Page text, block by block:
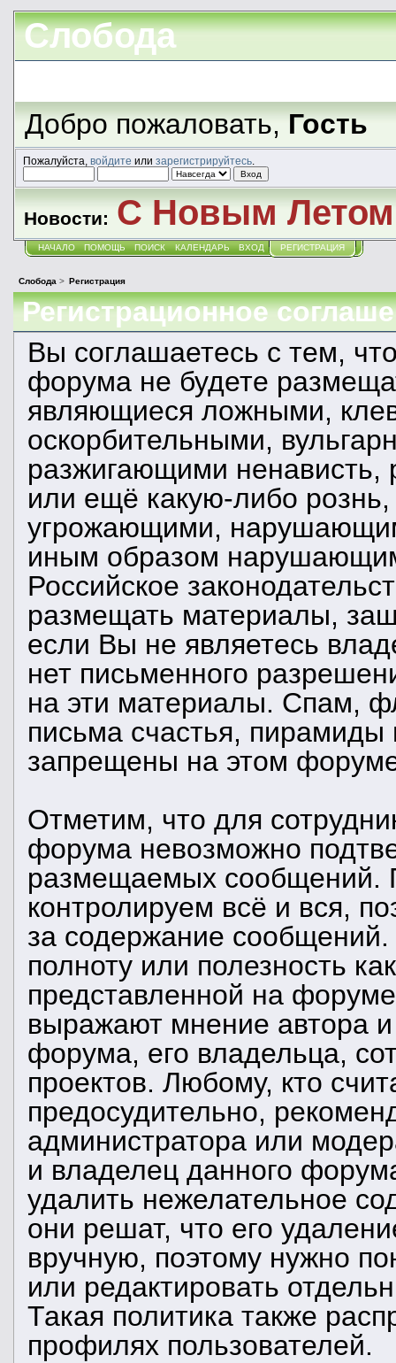
Слобода
Добро пожаловать,Гость
Пожалуйста, войдите или зарегистрируйтесь.
Новости: С Новым
НАЧАЛО ПОМОЩЬ ПОИСК КАЛЕНДАРЬ ВХОД РЕГИСТРАЦИЯ
Слобода > Регистрация
Регистрационное
Вы соглашаетесь с тем,
форума не будете
являющиеся ложными,
оскорбительными,
разжигающими
или ещё какую-либо
угрожающими,
иным образом
Российское
размещать материалы,
если Вы не являетесь
нет письменного
на эти материалы. Спам,
письма счастья, пирамиды
запрещены на этом
Отметим, что для
форума невозможно
размещаемых сообщений.
контролируем всё и вся,
за содержание
полноту или полезность
представленной на
выражают мнение автора
форума, его владельца,
проектов. Любому, кто
предосудительно,
администратора или
и владелец данного
удалить нежелательное
они решат, что его
вручную, поэтому нужно
или редактировать
Такая политика также
профилях пользователей.